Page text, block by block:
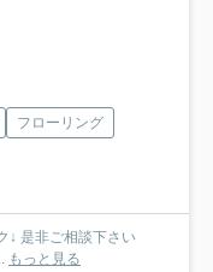
フローリング
↓ 是非ご相談下さい
もっと見る